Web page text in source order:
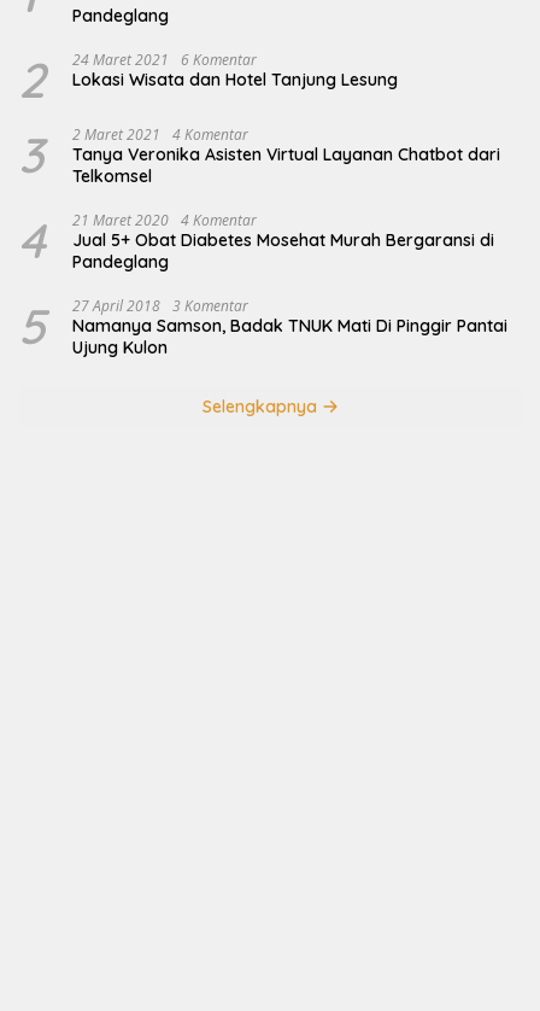
Pandeglang
2 24 Maret 2021 6 Komentar
Lokasi Wisata dan Hotel Tanjung Lesung
3 2 Maret 2021 4 Komentar
Tanya Veronika Asisten Virtual Layanan Chatbot dari
Telkomsel
4 21 Maret 2020 4 Komentar
Jual 5+ Obat Diabetes Mosehat Murah Bergaransi di
Pandeglang
5 27 April 2018 3 Komentar
Namanya Samson, Badak TNUK Mati Di Pinggir Pantai
Ujung Kulon
Selengkapnya